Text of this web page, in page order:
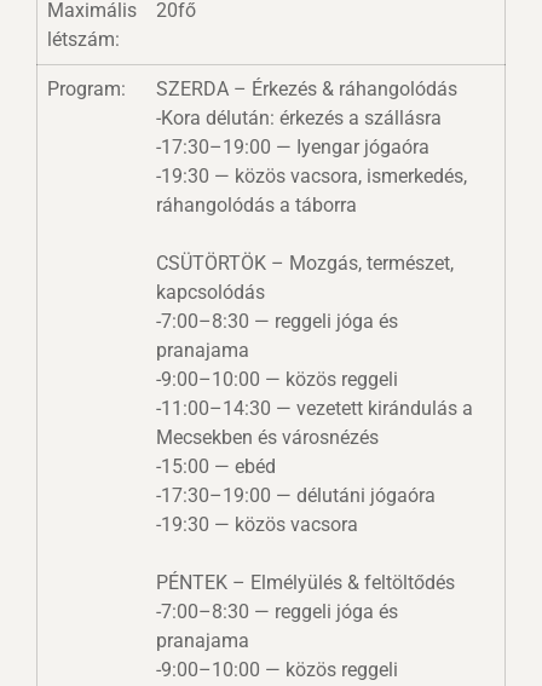
Maximális
létszám:
20fő
Program:
SZERDA – Érkezés & ráhangolódás
-Kora délután: érkezés a szállásra
-17:30–19:00 — Iyengar jógaóra
-19:30 — közös vacsora, ismerkedés,
ráhangolódás a táborra
CSÜTÖRTÖK – Mozgás, természet,
kapcsolódás
-7:00–8:30 — reggeli jóga és
pranajama
-9:00–10:00 — közös reggeli
-11:00–14:30 — vezetett kirándulás a
Mecsekben és városnézés
-15:00 — ebéd
-17:30–19:00 — délutáni jógaóra
-19:30 — közös vacsora
PÉNTEK – Elmélyülés & feltöltődés
-7:00–8:30 — reggeli jóga és
pranajama
-9:00–10:00 — közös reggeli